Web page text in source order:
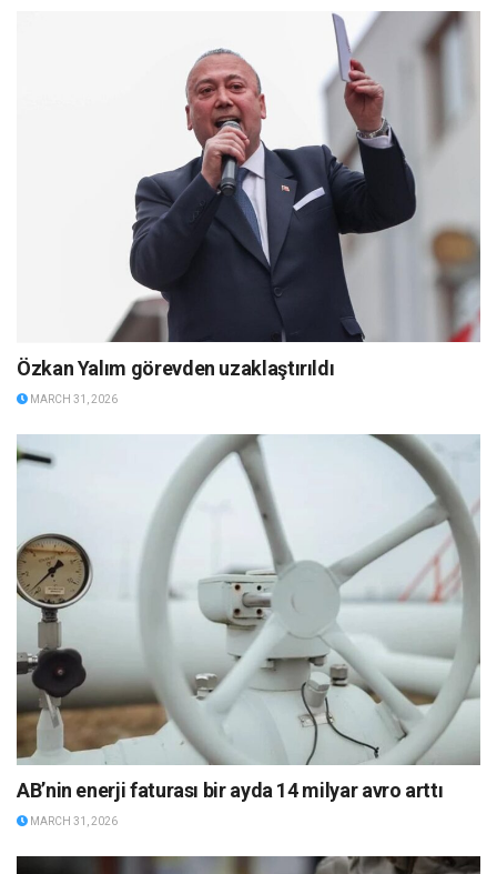
Özkan Yalım görevden uzaklaştırıldı
MARCH 31, 2026
AB’nin enerji faturası bir ayda 14 milyar avro arttı
MARCH 31, 2026